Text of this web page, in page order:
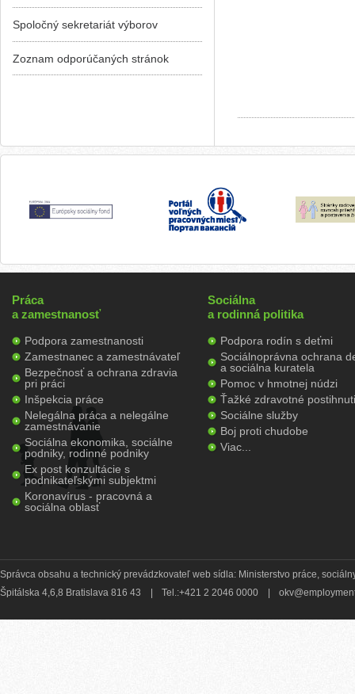
Spoločný sekretariát výborov
Zoznam odporúčaných stránok
Práca
a zamestnanosť
Podpora zamestnanosti
Zamestnanec a zamestnávateľ
Bezpečnosť a ochrana zdravia
pri práci
Inšpekcia práce
Nelegálna práca a nelegálne
zamestnávanie
Sociálna ekonomika, sociálne
podniky, rodinné podniky
Ex post konzultácie s
podnikateľskými subjektmi
Koronavírus - pracovná a
sociálna oblasť
Sociálna
a rodinná politika
Podpora rodín s deťmi
Sociálnoprávna ochrana
a sociálna kuratela
Pomoc v hmotnej núdzi
Ťažké zdravotné
Sociálne služby
Boj proti chudobe
Viac...
Správca obsahu a technický prevádzkovateľ web sídla: Ministerstvo práce,
Špitálska 4,6,8 Bratislava 816 43
Tel.:+421 2 2046 0000